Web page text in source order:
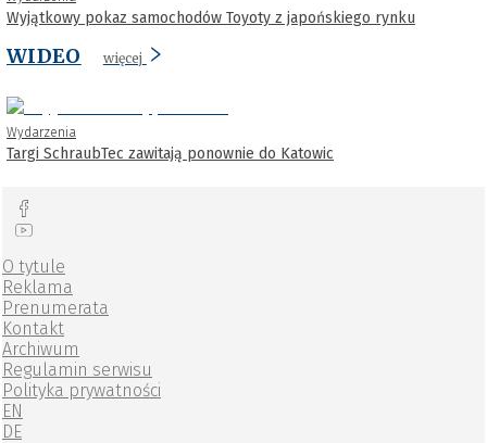
Wyjątkowy pokaz samochodów Toyoty z japońskiego rynku
WIDEO więcej
Wydarzenia
Targi SchraubTec zawitają ponownie do Katowic
O tytule
Reklama
Prenumerata
Kontakt
Archiwum
Regulamin serwisu
Polityka prywatności
EN
DE